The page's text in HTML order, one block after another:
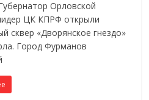
Орловской
ЦК КПРФ открыли
сквер «Дворянское гнездо»
Город Фурманов